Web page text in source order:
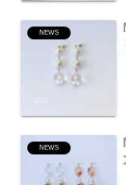
NEWS
NEWS